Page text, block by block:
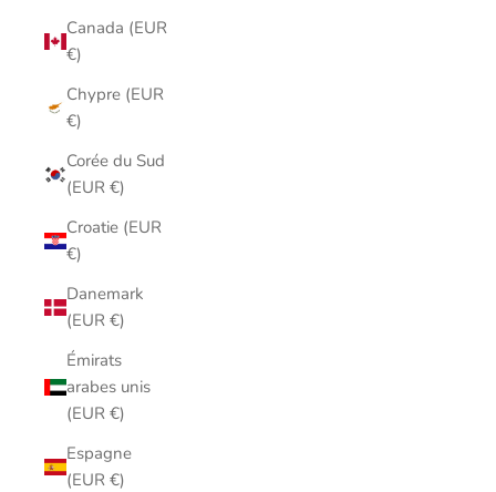
Canada (EUR
€)
Chypre (EUR
€)
Corée du Sud
(EUR €)
Croatie (EUR
€)
Danemark
(EUR €)
Émirats
arabes unis
(EUR €)
Espagne
(EUR €)